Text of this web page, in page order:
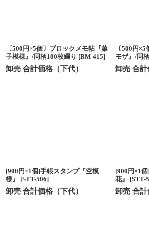
〔500円×5個〕ブロックメモ帖『菓
子模様』/同柄100枚綴り [BM-415]
卸売 合計価格（下代）
〔500円
モザ』/同
卸売 合計
[900円×1個]手帳スタンプ『空模
様』
[STT-506]
卸売 合計価格（下代）
[900円×1
花』
[STT-
卸売 合計